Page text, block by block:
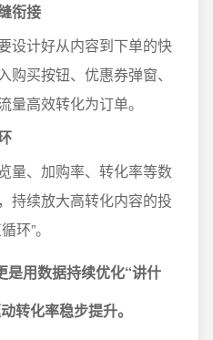
衔接
设计好从内容到下单的快
买按钮、优惠券弹窗、
量高效转化为订单。
量、加购率、转化率等数
持续放大高转化内容的投
环”。
是用数据持续优化“讲什
转化率稳步提升。